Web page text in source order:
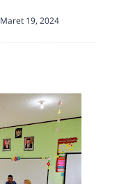
Maret 19, 2024